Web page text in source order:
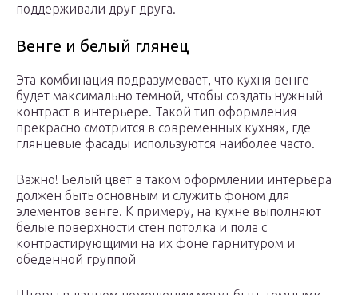
поддерживали друг друга.
Венге и белый глянец
Эта комбинация подразумевает, что кухня венге
будет максимально темной, чтобы создать нужный
контраст в интерьере. Такой тип оформления
прекрасно смотрится в современных кухнях, где
глянцевые фасады используются наиболее часто.
Важно! Белый цвет в таком оформлении интерьера
должен быть основным и служить фоном для
элементов венге. К примеру, на кухне выполняют
белые поверхности стен потолка и пола с
контрастирующими на их фоне гарнитуром и
обеденной группой